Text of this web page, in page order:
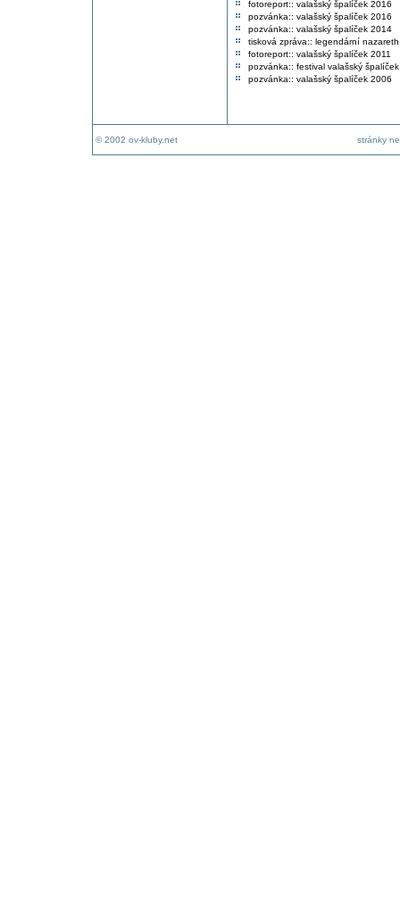
fotoreport:: valašský špalíček 2016
pozvánka:: valašský špalíček 2016
pozvánka:: valašský špalíček 2014
tisková zpráva:: legendární
fotoreport:: valašský špalíček 2011
pozvánka:: festival valašský
pozvánka:: valašský špalíček 2006
© 2002 ov-kluby.net stránky